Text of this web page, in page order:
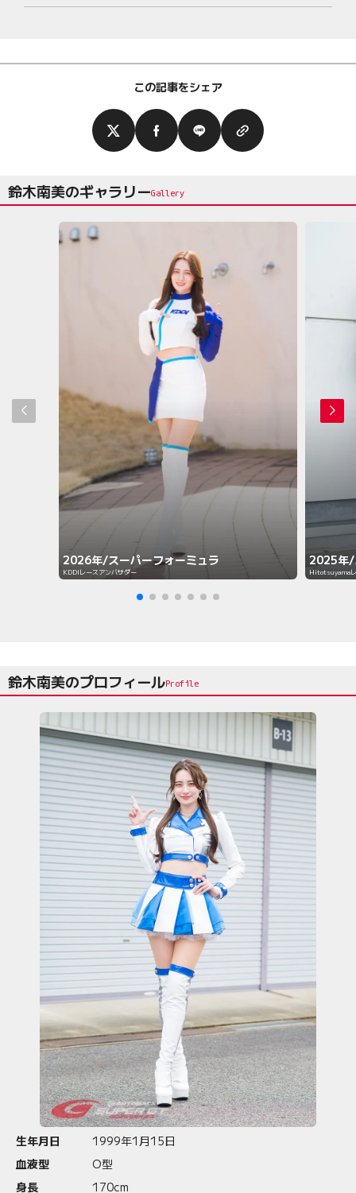
この記事をシェア
鈴木南美のギャラリー
2026年/スーパーフォーミュラ
KDDIレースアンバサダー
2025年/
Hitotsuyamaレ
鈴木南美のプロフィール
生年月日
1999年1月15日
血液型
O型
身長
170cm